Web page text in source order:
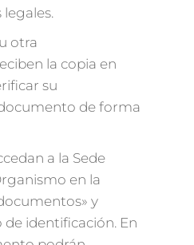
otra
la copia en
su
de forma
a la Sede
en la
y
identificación. En